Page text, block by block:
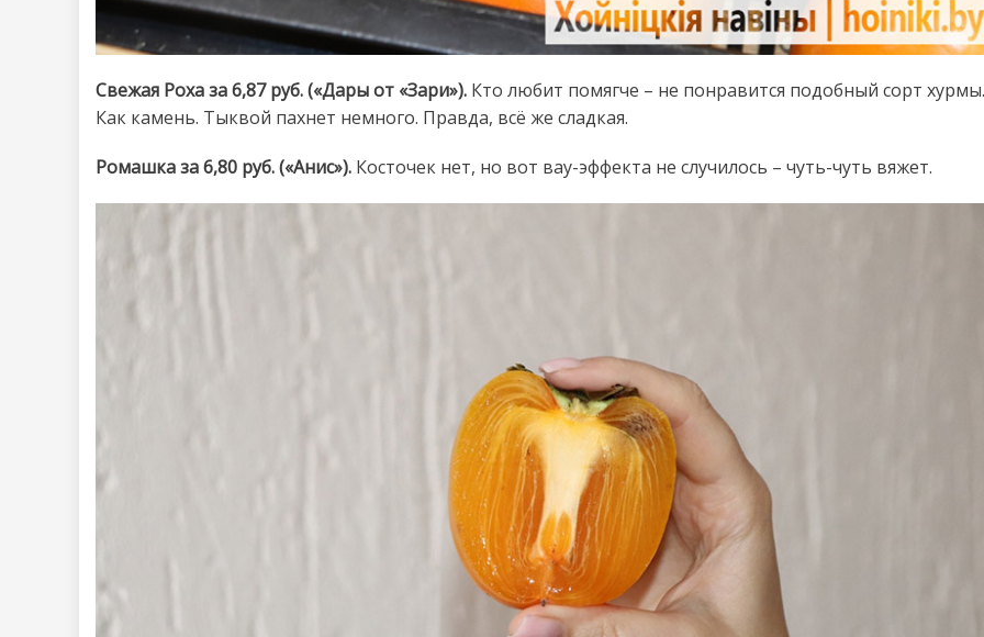
Свежая Роха за 6,87 руб. («Дары от «Зари»). Кто любит помягче – не понравится подобный сорт хурмы.
Как камень. Тыквой пахнет немного. Правда, всё же сладкая.
Ромашка за 6,80 руб. («Анис»). Косточек нет, но вот вау-эффекта не случилось – чуть-чуть вяжет.